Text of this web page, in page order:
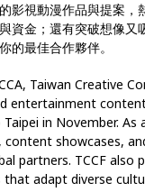
影視動漫作品與提案
資金；還有突破想像
的最佳合作夥伴。
Taiwan Creative
entertainment
in November. As
content showcases,
partners. TCCF also
that adapt diverse